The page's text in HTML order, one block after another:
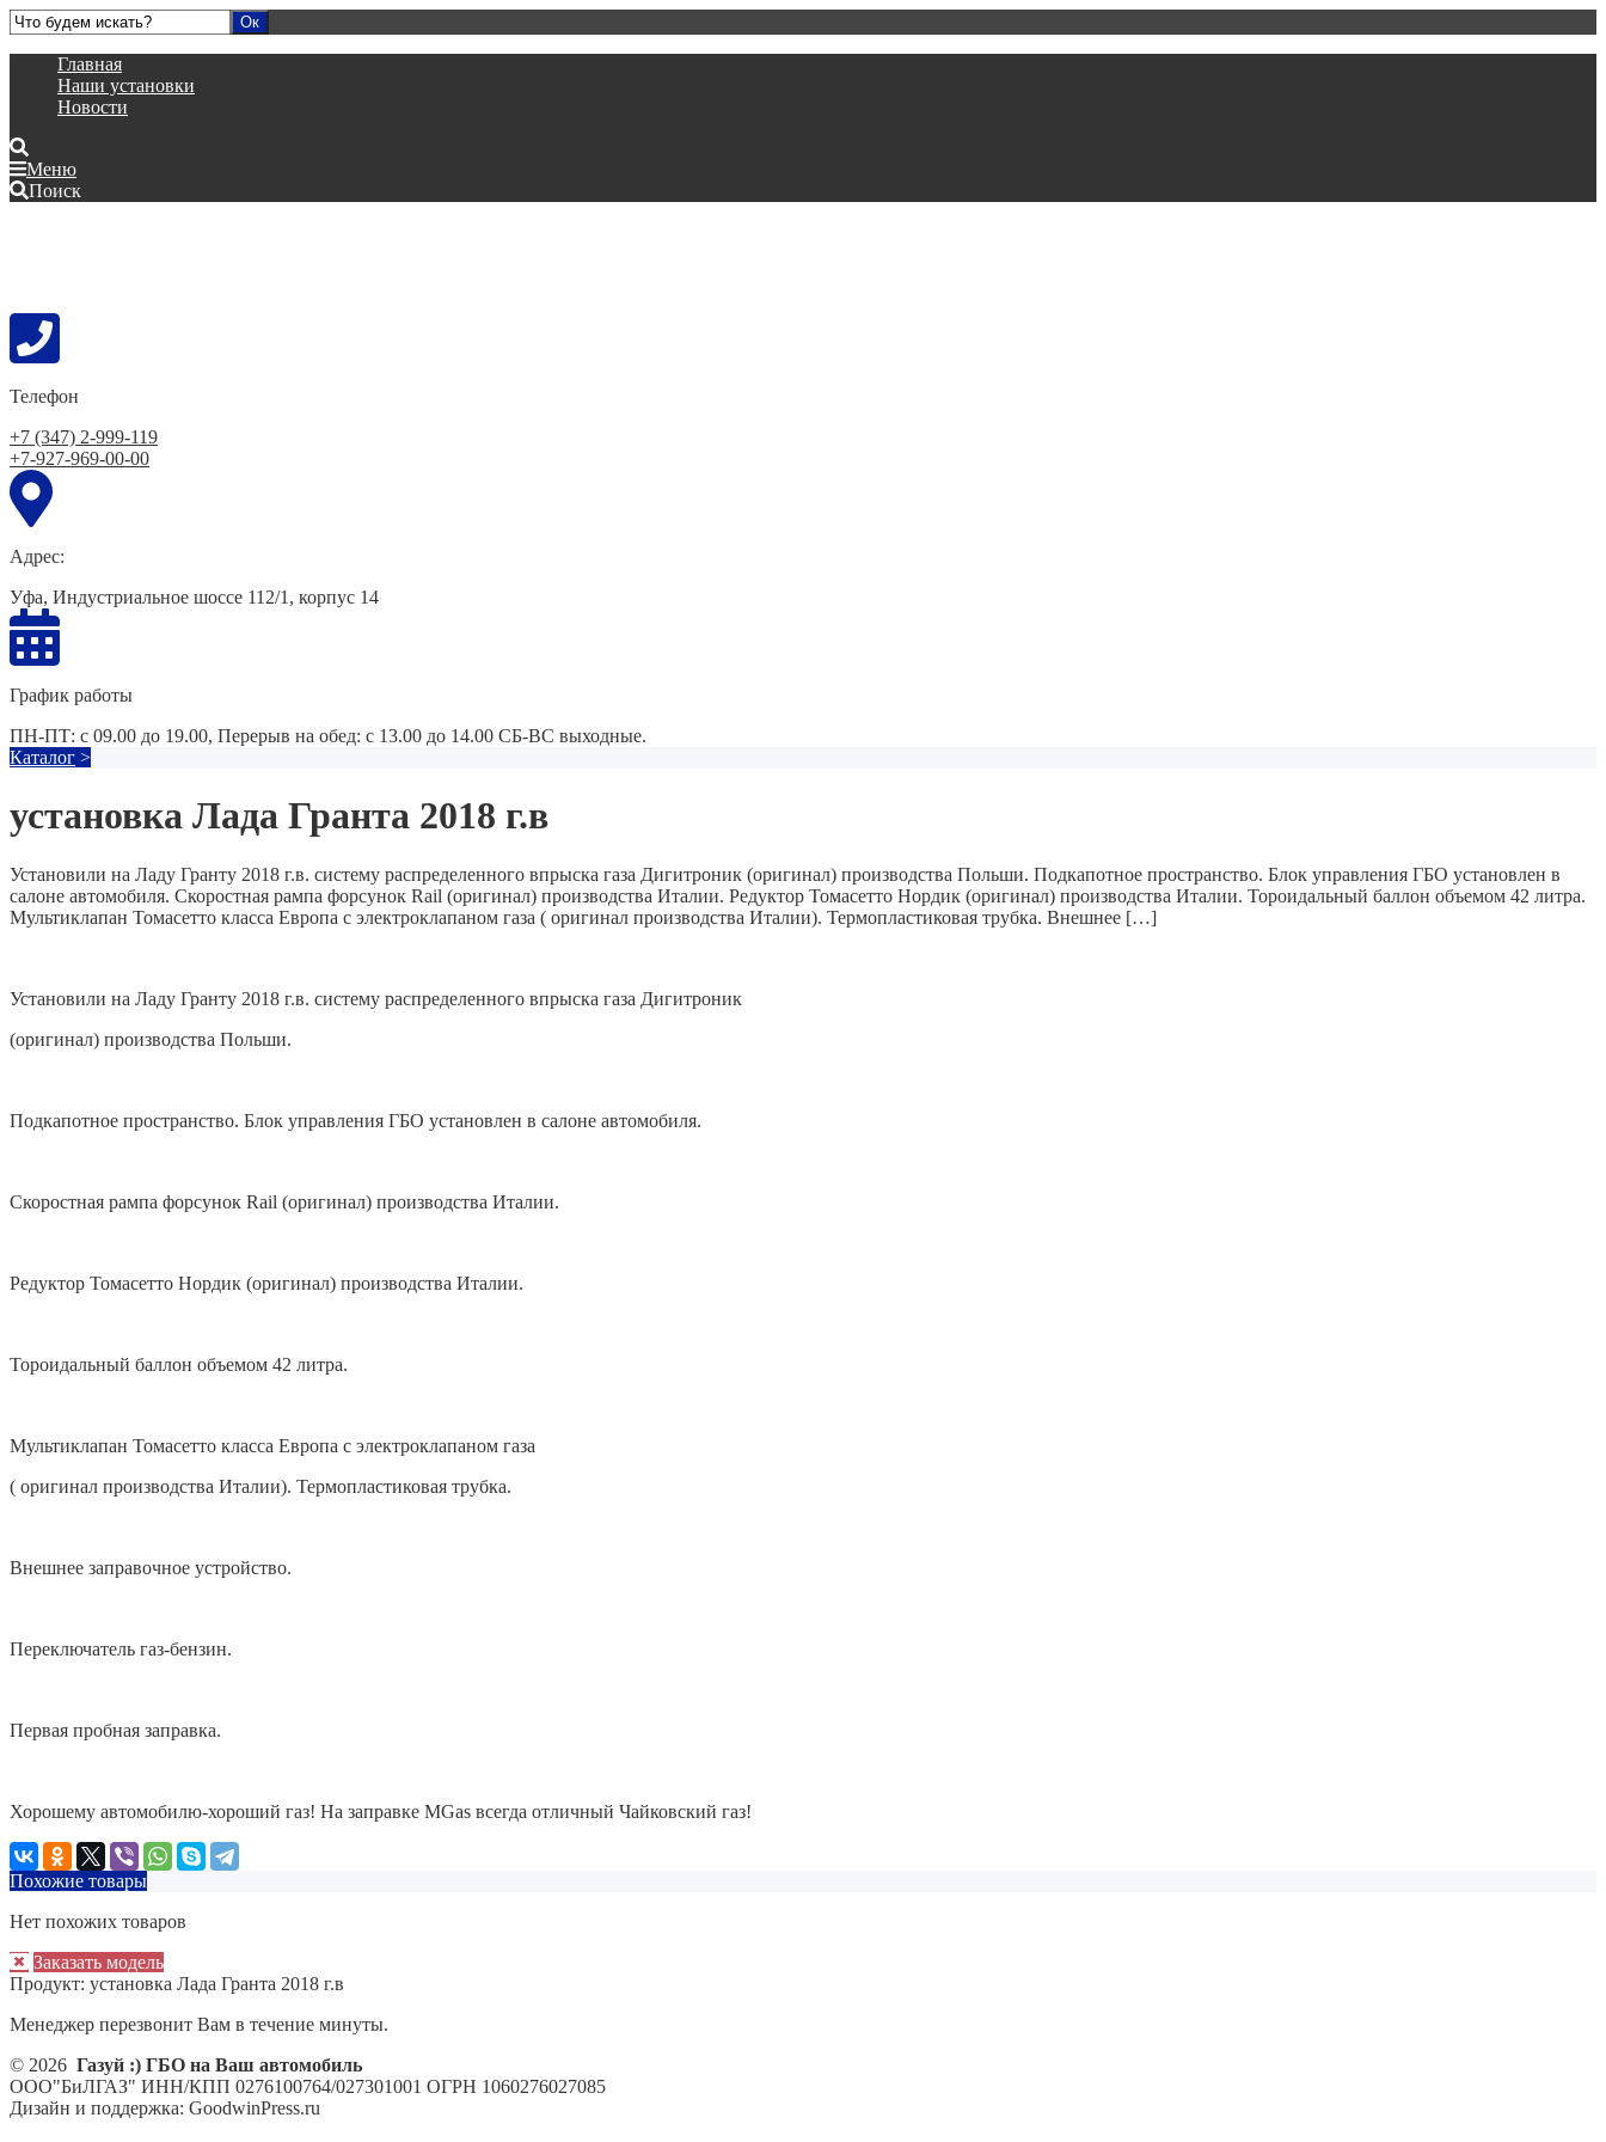
Главная
Наши установки
Новости
Меню
Поиск
Телефон
+7 (347) 2-999-119
+7-927-969-00-00
Адрес:
Уфа, Индустриальное шоссе 112/1, корпус 14
График работы
ПН-ПТ: с 09.00 до 19.00, Перерыв на обед: с 13.00 до 14.00 СБ-ВС выходные.
Каталог >
установка Лада Гранта 2018 г.в
Установили на Ладу Гранту 2018 г.в. систему распределенного впрыска газа Дигитроник (оригинал) производства Польши. Подкапотное пространство. Блок управления ГБО установлен в
салоне автомобиля. Скоростная рампа форсунок Rail (оригинал) производства Италии. Редуктор Томасетто Нордик (оригинал) производства Италии. Тороидальный баллон объемом 42 литра.
Мультиклапан Томасетто класса Европа с электроклапаном газа ( оригинал производства Италии). Термопластиковая трубка. Внешнее […]
Установили на Ладу Гранту 2018 г.в. систему распределенного впрыска газа Дигитроник
(оригинал) производства Польши.
Подкапотное пространство. Блок управления ГБО установлен в салоне автомобиля.
Скоростная рампа форсунок Rail (оригинал) производства Италии.
Редуктор Томасетто Нордик (оригинал) производства Италии.
Тороидальный баллон объемом 42 литра.
Мультиклапан Томасетто класса Европа с электроклапаном газа
( оригинал производства Италии). Термопластиковая трубка.
Внешнее заправочное устройство.
Переключатель газ-бензин.
Первая пробная заправка.
Хорошему автомобилю-хороший газ! На заправке MGas всегда отличный Чайковский газ!
Похожие товары
Нет похожих товаров
Заказать модель
Продукт: установка Лада Гранта 2018 г.в
Менеджер перезвонит Вам в течение минуты.
© 2026 Газуй :) ГБО на Ваш автомобиль
ООО"БиЛГАЗ" ИНН/КПП 0276100764/027301001 ОГРН 1060276027085
Дизайн и поддержка: GoodwinPress.ru